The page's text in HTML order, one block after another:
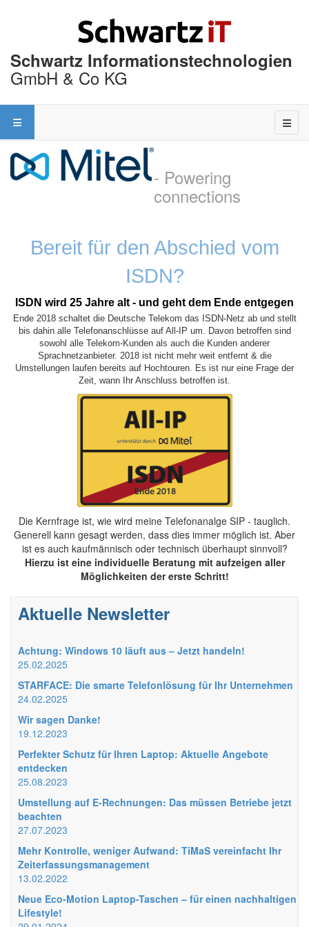
Schwartz Informationstechnologien
GmbH & Co KG
- Powering
connections
Bereit für den Abschied vom
ISDN?
ISDN wird 25 Jahre alt - und geht dem Ende entgegen
Ende 2018 schaltet die Deutsche Telekom das ISDN-Netz ab und stellt
bis dahin alle Telefonanschlüsse auf All-IP um. Davon betroffen sind
sowohl alle Telekom-Kunden als auch die Kunden anderer
Sprachnetzanbieter. 2018 ist nicht mehr weit entfernt & die
Umstellungen laufen bereits auf Hochtouren. Es ist nur eine Frage der
Zeit, wann Ihr Anschluss betroffen ist.
Die Kernfrage ist, wie wird meine Telefonanalge SIP - tauglich.
Generell kann gesagt werden, dass dies immer möglich ist. Aber
ist es auch kaufmännisch oder technisch überhaupt sinnvoll?
Hierzu ist eine individuelle Beratung mit aufzeigen aller
Möglichkeiten der erste Schritt!
Aktuelle Newsletter
Achtung: Windows 10 läuft aus – Jetzt handeln!
25.02.2025
STARFACE: Die smarte Telefonlösung für Ihr Unternehmen
24.02.2025
Wir sagen Danke!
19.12.2023
Perfekter Schutz für Ihren Laptop: Aktuelle Angebote
entdecken
25.08.2023
Umstellung auf E-Rechnungen: Das müssen Betriebe jetzt
beachten
27.07.2023
Mehr Kontrolle, weniger Aufwand: TiMaS vereinfacht Ihr
Zeiterfassungsmanagement
13.02.2022
Neue Eco-Motion Laptop-Taschen – für einen nachhaltigen
Lifestyle!